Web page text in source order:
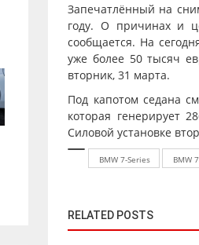
Запечатлённый на
году. О причинах и
сообщается. На
уже более 50 тысяч
вторник, 31 марта.
Под капотом седана
которая генерирует
Силовой установке
BMW 7-Series BMW
RELATED POSTS